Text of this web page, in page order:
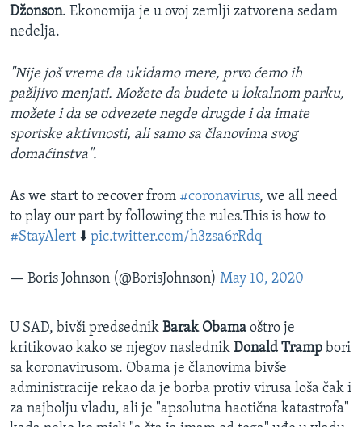
Džonson. Ekonomija je u ovoj zemlji zatvorena sedam
nedelja.
"Nije još vreme da ukidamo mere, prvo ćemo ih
pažljivo menjati. Možete da budete u lokalnom parku,
možete i da se odvezete negde drugde i da imate
sportske aktivnosti, ali samo sa članovima svog
domaćinstva".
As we start to recover from #coronavirus, we all need
to play our part by following the rules.This is how to
#StayAlert ⬇️ pic.twitter.com/h3zsa6rRdq
— Boris Johnson (@BorisJohnson) May 10, 2020
U SAD, bivši predsednik Barak Obama oštro je
kritikovao kako se njegov naslednik Donald Tramp bori
sa koronavirusom. Obama je članovima bivše
administracije rekao da je borba protiv virusa loša čak i
za najbolju vladu, ali je "apsolutna haotična katastrofa"